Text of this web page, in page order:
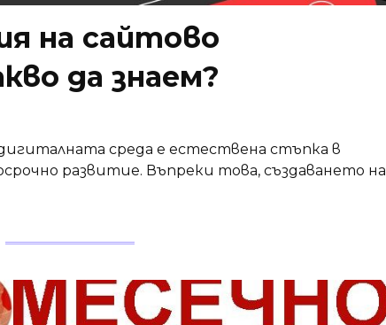
на сайтово
да знаем?
среда е естествена стъпка в
развитие. Въпреки това, създаването на